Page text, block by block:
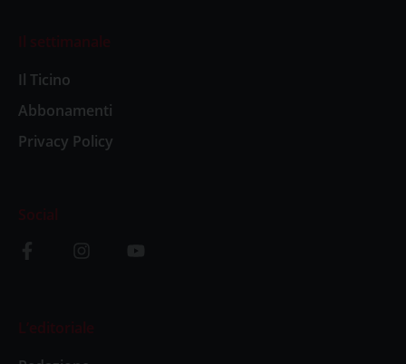
Il settimanale
Il Ticino
Abbonamenti
Privacy Policy
Social
L’editoriale